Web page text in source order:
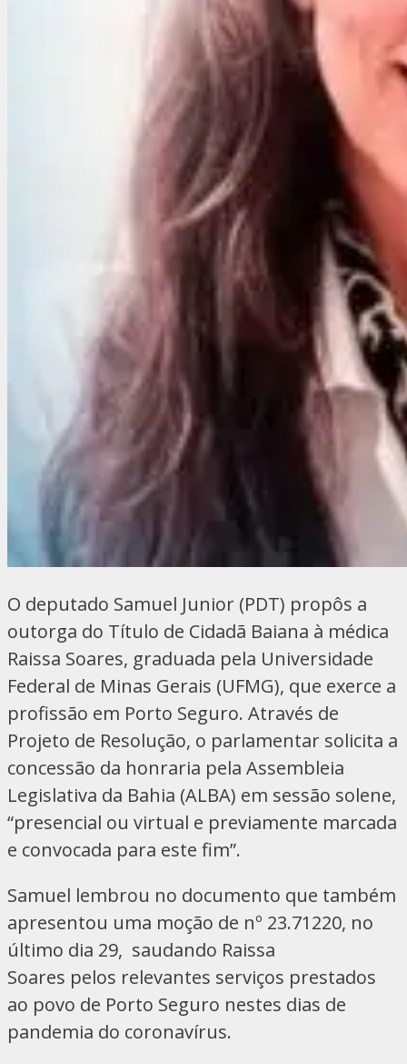
O deputado Samuel Junior (PDT) propôs a
outorga do Título de Cidadã Baiana à médica
Raissa Soares, graduada pela Universidade
Federal de Minas Gerais (UFMG), que exerce a
profissão em Porto Seguro. Através de
Projeto de Resolução, o parlamentar solicita a
concessão da honraria pela Assembleia
Legislativa da Bahia (ALBA) em sessão solene,
“presencial ou virtual e previamente marcada
e convocada para este fim”.
Samuel lembrou no documento que também
apresentou uma moção de nº 23.71220, no
último dia 29, saudando Raissa
Soares pelos relevantes serviços prestados
ao povo de Porto Seguro nestes dias de
pandemia do coronavírus.